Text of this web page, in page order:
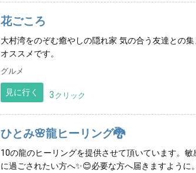
花ごころ
大村湾をのぞむ癒やしの隠れ家 気の合う友達との
オススメです。
グルメ
見に行く 3 クリック
ひとみ🌸龍ヒーリング🐉
10の龍のヒーリングを提供させて頂いています。
に過ごされたい方へ✨😊必要な方へ届きますように。